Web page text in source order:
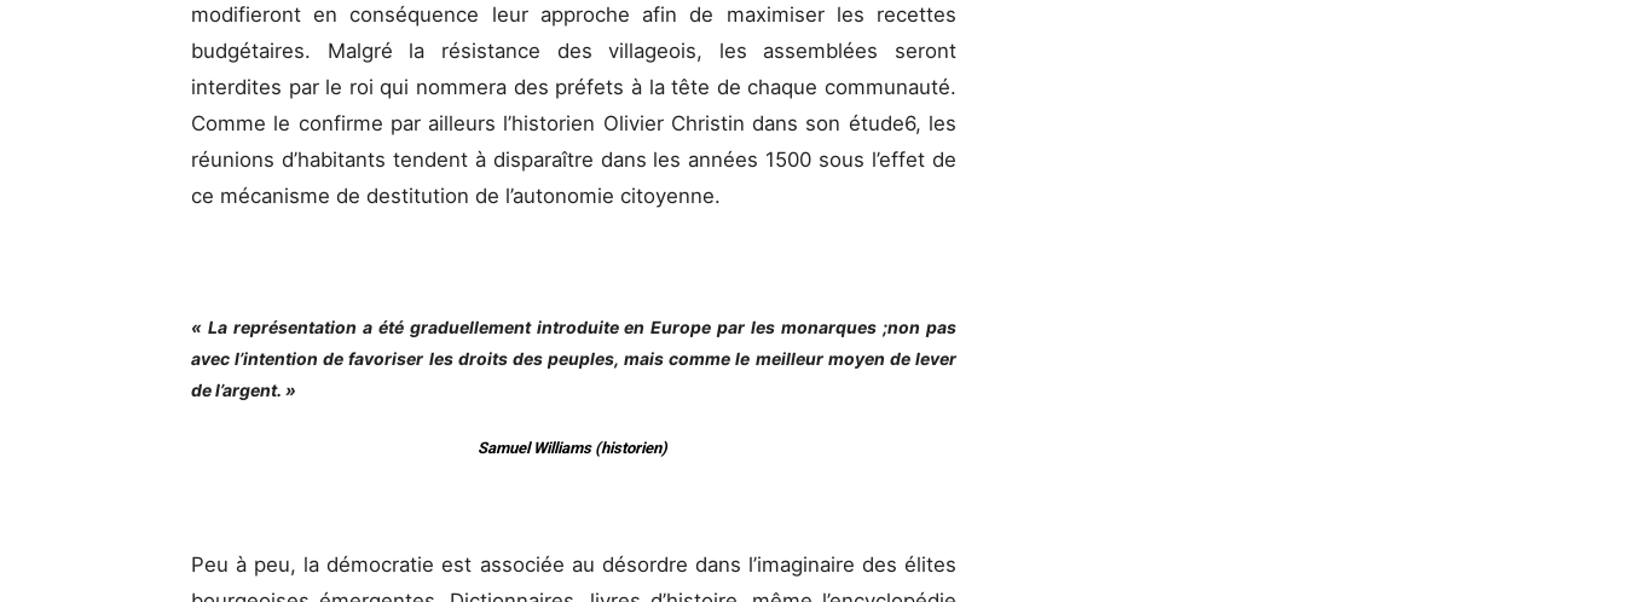
modifieront en conséquence leur approche afin de maximiser les recettes
budgétaires. Malgré la résistance des villageois, les assemblées seront
interdites par le roi qui nommera des préfets à la tête de chaque communauté.
Comme le confirme par ailleurs l’historien Olivier Christin dans son étude6, les
réunions d’habitants tendent à disparaître dans les années 1500 sous l’effet de
ce mécanisme de destitution de l’autonomie citoyenne.
« La représentation a été graduellement introduite en Europe par les monarques ;non pas
avec l’intention de favoriser les droits des peuples, mais comme le meilleur moyen de lever
de l’argent. »
Samuel Williams (historien)
Peu à peu, la démocratie est associée au désordre dans l’imaginaire des élites